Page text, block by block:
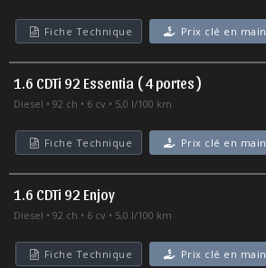
Fiche Technique Prix clé en main
1.6 CDTi 92 Essentia ( 4 portes )
Diesel 92 ch 6 cv 5,0 l/100 km
Fiche Technique Prix clé en main
1.6 CDTi 92 Enjoy
Diesel 92 ch 6 cv 5,0 l/100 km
Fiche Technique Prix clé en main